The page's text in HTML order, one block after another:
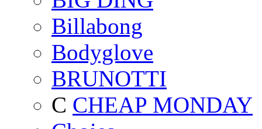
Billabong
Bodyglove
BRUNOTTI
C CHEAP MONDAY